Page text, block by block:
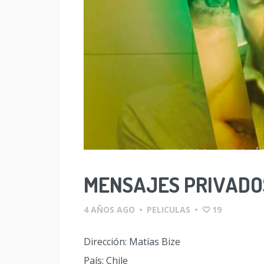
MENSAJES
4 AÑOS AGO • PELICULAS • 19
Dirección: Matías Bize
País: Chile